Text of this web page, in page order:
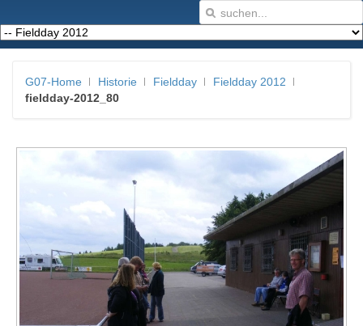
G07-Home Historie Fieldday
Fieldday 2012
fieldday-2012_80